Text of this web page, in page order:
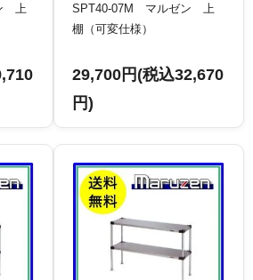
上
SPT40-07M マルゼン 上
棚（可変仕様）
29,700円(税込32,670
円)